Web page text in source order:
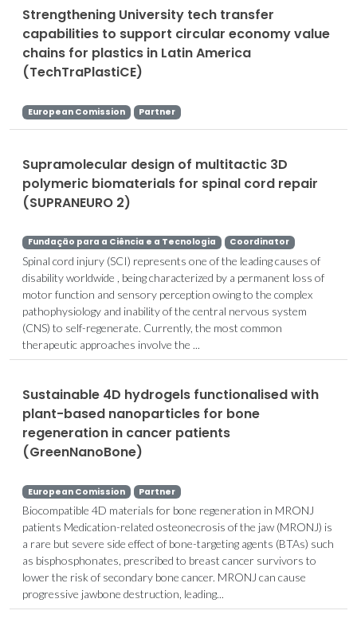
Strengthening University tech transfer
capabilities to support circular economy value
chains for plastics in Latin America
(TechTraPlastiCE)
European Comission Partner
Supramolecular design of multitactic 3D
polymeric biomaterials for spinal cord repair
(SUPRANEURO 2)
Fundação para a Ciência e a Tecnologia Coordinator
Spinal cord injury (SCI) represents one of the leading causes of
disability worldwide , being characterized by a permanent loss of
motor function and sensory perception owing to the complex
pathophysiology and inability of the central nervous system
(CNS) to self-regenerate. Currently, the most common
therapeutic approaches involve the ...
Sustainable 4D hydrogels functionalised with
plant-based nanoparticles for bone
regeneration in cancer patients
(GreenNanoBone)
European Comission Partner
Biocompatible 4D materials for bone regeneration in MRONJ
patients Medication-related osteonecrosis of the jaw (MRONJ) is
a rare but severe side effect of bone-targeting agents (BTAs) such
as bisphosphonates, prescribed to breast cancer survivors to
lower the risk of secondary bone cancer. MRONJ can cause
progressive jawbone destruction, leading...